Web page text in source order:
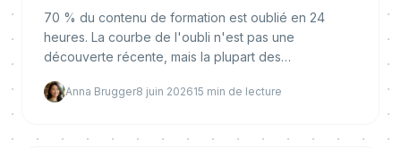
si cher
70 % du contenu de formation est oublié en 24
heures. La courbe de l'oubli n'est pas une
découverte récente, mais la plupart des
preuves et les solutions.
Anna Brugger8 juin 202615 min de lecture